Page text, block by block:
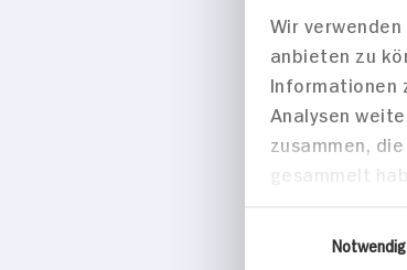
Wir
anbieten zu
Informationen
Analysen
zusammen,
gesammelt
Notwendig